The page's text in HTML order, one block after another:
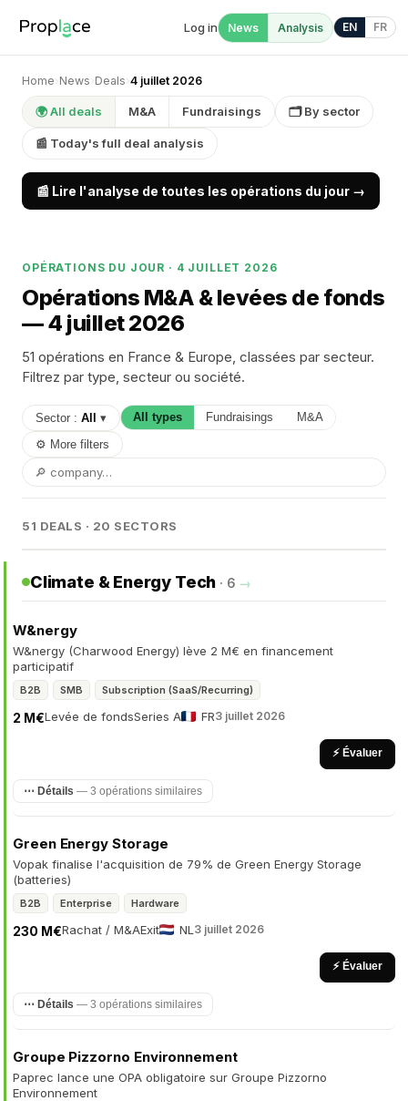
Log in News Analysis EN FR
Home› News› Deals›4 juillet 2026
🌍 All deals M&A Fundraisings 🗂 By sector
📰 Today's full deal analysis
📰 Lire l'analyse de toutes les opérations du jour →
OPÉRATIONS DU JOUR · 4 JUILLET 2026
Opérations M&A & levées de fonds
— 4 juillet 2026
51 opérations en France & Europe, classées par secteur.
Filtrez par type, secteur ou société.
Sector : All ▾ All types Fundraisings M&A
⚙ More filters
51 DEALS · 20 SECTORS
Climate & Energy Tech · 6 →
W&nergy
W&nergy (Charwood Energy) lève 2 M€ en financement
participatif
B2B SMB Subscription (SaaS/Recurring)
Levée de fonds
2 M€ Series A FR3 juillet 2026
⚡ Évaluer
⋯ Détails — 3 opérations similaires
Green Energy Storage
Vopak finalise l'acquisition de 79% de Green Energy Storage
(batteries)
B2B Enterprise Hardware
Rachat / M&A
230 M€ Exit NL 3 juillet 2026
⚡ Évaluer
⋯ Détails — 3 opérations similaires
Groupe Pizzorno Environnement
Paprec lance une OPA obligatoire sur Groupe Pizzorno
Environnement